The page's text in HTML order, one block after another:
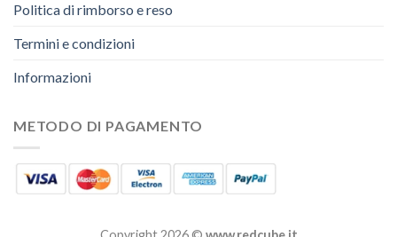
Politica di rimborso e reso
Termini e condizioni
Informazioni
METODO DI PAGAMENTO